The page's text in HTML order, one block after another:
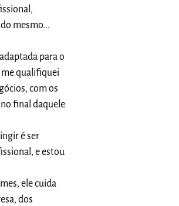
mesmo...
para o
me qualifiquei
com os
final daquele
é ser
e estou
ele cuida
dos